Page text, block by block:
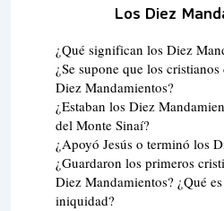
Los Diez
¿Qué significan los Diez
¿Se supone que los
Diez Mandamientos?
¿Estaban los Diez
del Monte Sinaí?
¿Apoyó Jesús o terminó los
¿Guardaron los primeros
Diez Mandamientos? ¿Qué
iniquidad?